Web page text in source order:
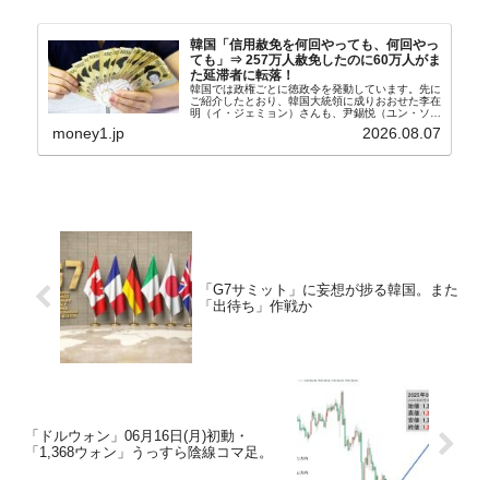
韓国「信用赦免を何回やっても、何回やっ
ても」⇒ 257万人赦免したのに60万人がま
た延滞者に転落！
韓国では政権ごとに徳政令を発動しています。先に
ご紹介したとおり、韓国大統領に成りおおせた李在
明（イ・ジェミョン）さんも、尹錫悦（ユン・ソギ
バンクにして不良債権の買い取りを行い、分割償還
money1.jp 2026.08.07
「G7サミット」に妄想が捗る韓国。また
「出待ち」作戦か
「ドルウォン」06月16日(月)初動・
「1,368ウォン」うっすら陰線コマ足。